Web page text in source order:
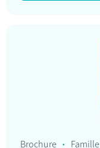
Brochure Famille